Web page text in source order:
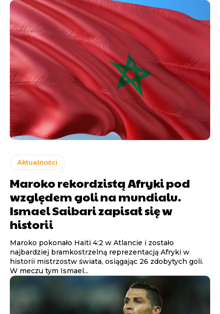
Aktualności
Maroko rekordzistą Afryki pod
względem goli na mundialu.
Ismael Saibari zapisał się w
historii
Maroko pokonało Haiti 4:2 w Atlancie i zostało
najbardziej bramkostrzelną reprezentacją Afryki w
historii mistrzostw świata, osiągając 26 zdobytych goli.
W meczu tym Ismael...